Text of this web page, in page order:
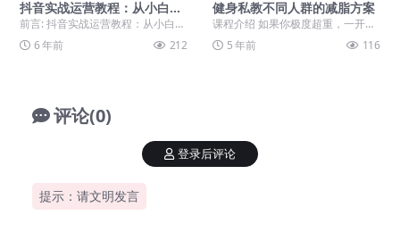
抖音实战运营教程：从小白到
大神
前言: 抖音实战运营教程：从小白到
大神，喜欢就下载吧。 正文: 斗音
矩阵800W...
6 年前 212
健身私教不同人群的减脂方案
课程介绍 如果你极度超重，一开始
就严苛控制饮食摄入，会导致你身
体严重缩水，皮肤松...
5 年前 116
评论(0)
提示：请文明发言
登录后评论